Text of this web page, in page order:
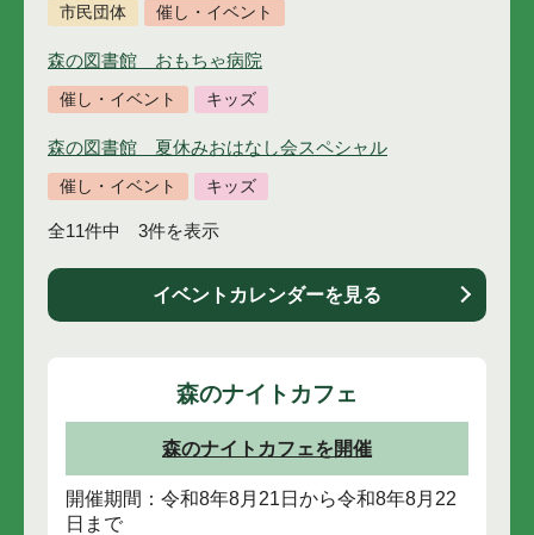
市民団体 催し・イベント
森の図書館 おもちゃ病院
催し・イベント キッズ
森の図書館 夏休みおはなし会スペシャル
催し・イベント キッズ
全11件中 3件を表示
イベントカレンダーを見る
森のナイトカフェ
森のナイトカフェを開催
開催期間：令和8年8月21日から令和8年8月22
日まで